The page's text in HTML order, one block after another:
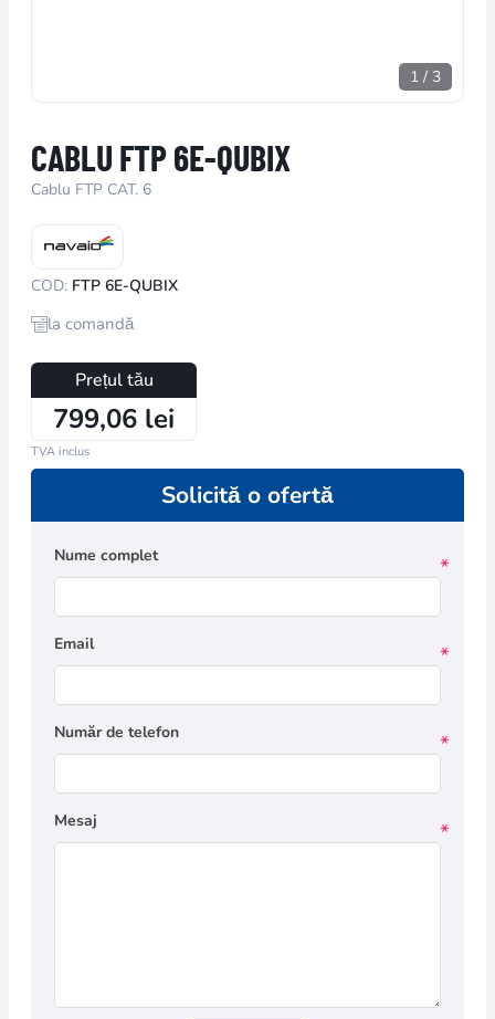
1 / 3
CABLU FTP 6E-QUBIX
Cablu FTP CAT. 6
COD: FTP 6E-QUBIX
la comandă
Prețul tău
799,06 lei
TVA inclus
Solicită o ofertă
Nume complet *
Email *
Număr de telefon *
Mesaj *